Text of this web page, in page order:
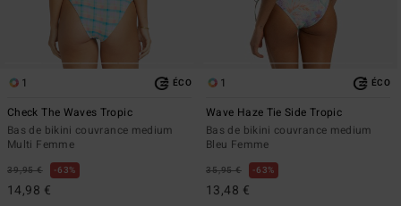
1 ÉCO
Check The Waves Tropic
Bas de bikini couvrance medium
Multi Femme
39,95 € 63%
14,98 €
1 ÉCO
Wave Haze Tie Side Tropic
Bas de bikini couvrance medium
Bleu Femme
35,95 € 63%
13,48 €